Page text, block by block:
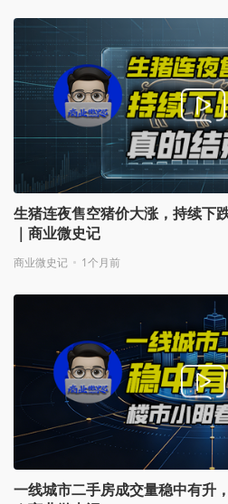
生猪连夜售空猪价大涨，持续下
｜商业微史记
商业微史记 1个月前
一线城市二手房成交量稳中有升